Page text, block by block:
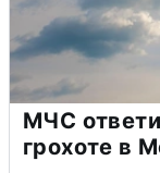
МЧС
грохоте в